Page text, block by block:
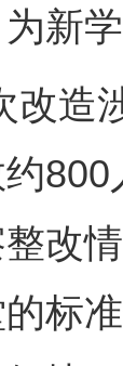
新
造涉
800
改
标